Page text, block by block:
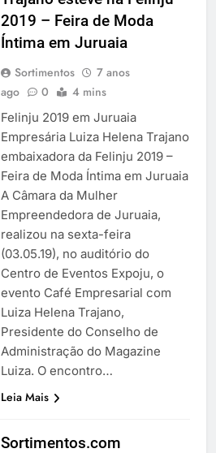
2019 – Feira de Moda
Íntima em Juruaia
Sortimentos
7 anos
ago
0 4 mins
Felinju 2019 em Juruaia
Empresária Luiza Helena Trajano
embaixadora da Felinju 2019 –
Feira de Moda Íntima em Juruaia
A Câmara da Mulher
Empreendedora de Juruaia,
realizou na sexta-feira
(03.05.19), no auditório do
Centro de Eventos Expoju, o
evento Café Empresarial com
Luiza Helena Trajano,
Presidente do Conselho de
Administração do Magazine
Luiza. O encontro…
Leia Mais
Sortimentos.com